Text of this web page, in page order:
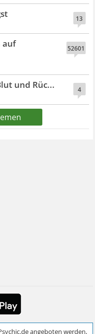
13
52601
auf
4
und Rüc...